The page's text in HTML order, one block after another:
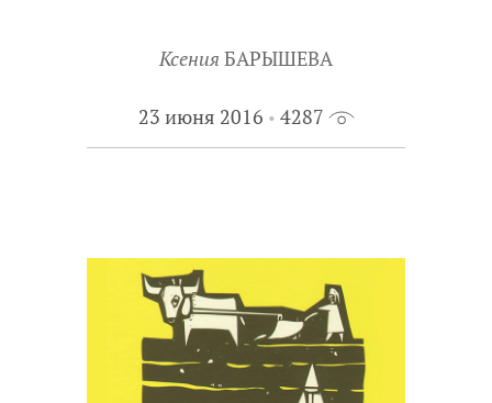
Ксения БАРЫШЕВА
23 июня 2016 4287